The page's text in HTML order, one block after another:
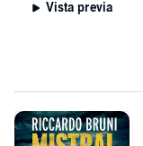
Vista previa